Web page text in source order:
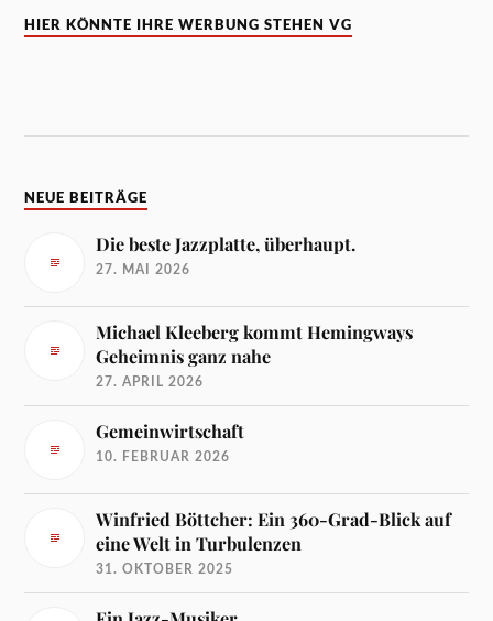
HIER KÖNNTE IHRE WERBUNG STEHEN VG
NEUE BEITRÄGE
Die beste Jazzplatte, überhaupt.
27. MAI 2026
Michael Kleeberg kommt Hemingways
Geheimnis ganz nahe
27. APRIL 2026
Gemeinwirtschaft
10. FEBRUAR 2026
Winfried Böttcher: Ein 360-Grad-Blick auf
eine Welt in Turbulenzen
31. OKTOBER 2025